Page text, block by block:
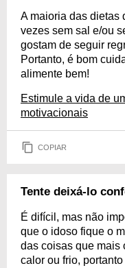
A maioria das
vezes sem sal e/ou
gostam de seguir
Portanto, é bom
alimente bem!
Estimule a vida de
motivacionais
COPIAR
Tente deixá-lo
É difícil, mas não
que o idoso fique o
das coisas que mais
calor ou frio,